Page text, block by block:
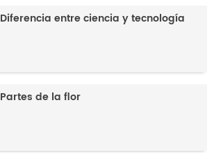
Diferencia entre ciencia y tecnología
Partes de la flor